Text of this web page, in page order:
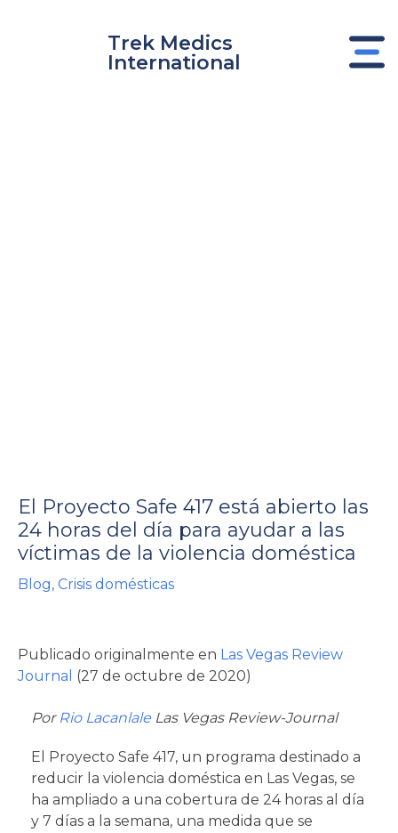
Trek Medics
International
El Proyecto Safe 417 está abierto las
24 horas del día para ayudar a las
víctimas de la violencia doméstica
Blog, Crisis domésticas
Publicado originalmente en Las Vegas Review
Journal (27 de octubre de 2020)
Por Rio Lacanlale Las Vegas Review-Journal
El Proyecto Safe 417, un programa destinado a
reducir la violencia doméstica en Las Vegas, se
ha ampliado a una cobertura de 24 horas al día
y 7 días a la semana, una medida que se